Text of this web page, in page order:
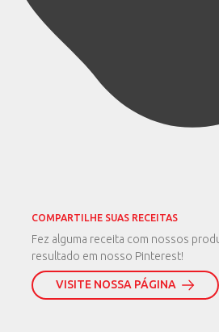
COMPARTILHE SUAS RECEITAS
Fez alguma receita com nossos
resultado em nosso Pinterest!
VISITE NOSSA PÁGINA